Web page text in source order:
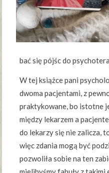
bać się pójśc do
W tej książce pani
dwoma pacjentami, z
praktykowane, bo istotne
między lekarzem a
do lekarzy się nie zalicza,
więc zdania mogą być
pozwoliła sobie na ten